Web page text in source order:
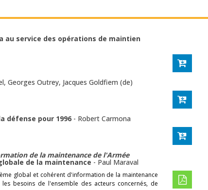
au service des opérations de maintien
, Georges Outrey, Jacques Goldfiem (de)
défense pour 1996 - Robert Carmona
de la maintenance de l'Armée
de la maintenance - Paul Maraval
global et cohérent d'information de la maintenance
besoins de l'ensemble des acteurs concernés, de